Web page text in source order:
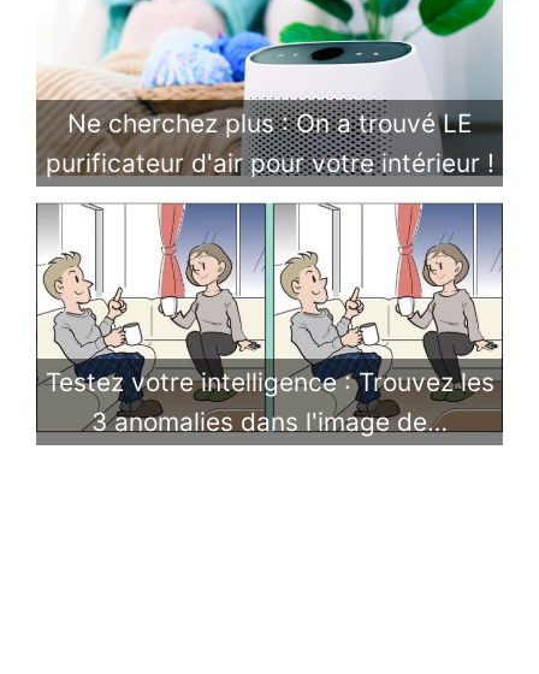
Ne cherchez plus : On a trouvé LE
purificateur d'air pour votre intérieur !
Testez votre intelligence : Trouvez les
3 anomalies dans l'image de…